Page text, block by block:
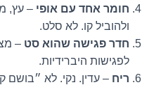
חומר אחד עם אופי – עץ,
ולהוביל קו. לא סלט.
חדר פגישה שהוא סט –
לפגישות היברידיות.
ריח – עדין. נקי. לא ״בושם